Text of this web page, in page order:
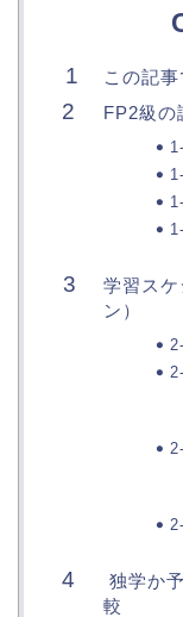
この記
FP2級の
学習ス
ン）
独学か
較